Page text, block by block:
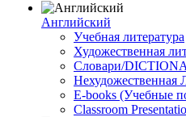
Английский
Учебная литература
Художественная
Словари/
Нехудожественная
E-books (Учебные
Classroom